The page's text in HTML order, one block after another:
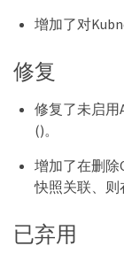
增加了对
修复
修复了未启用
()。
增加了在删除
快照关联、则
已弃用